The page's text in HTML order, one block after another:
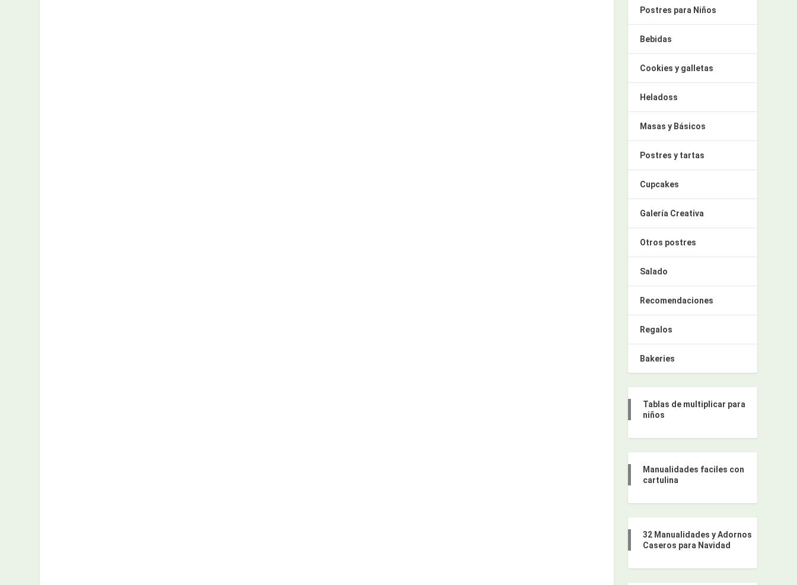
Postres para Niños
Bebidas
Cookies y galletas
Heladoss
Masas y Básicos
Postres y tartas
Cupcakes
Galería Creativa
Otros postres
Salado
Recomendaciones
Regalos
Bakeries
Tablas de multiplicar para
niños
Manualidades faciles con
cartulina
32 Manualidades y Adornos
Caseros para Navidad